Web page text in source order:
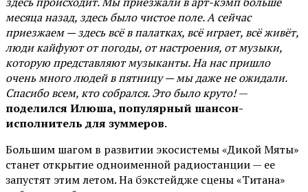
месяца назад, здесь было чистое поле. А сейчас
приезжаем — здесь всё в палатках, всё играет, всё живёт,
люди кайфуют от погоды, от настроения, от музыки,
которую представляют музыканты. На нас пришло
очень много людей в пятницу — мы даже не ожидали.
Спасибо всем, кто собрался. Это было круто!—
поделился Илюша, популярный шансон-
исполнитель для зуммеров.
Большим шагом в развитии экосистемы «Дикой Мяты»
станет открытие одноименной радиостанции — ее
запустят этим летом. На бэкстейдже сцены «Титана»